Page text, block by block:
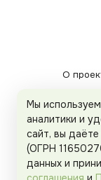
О
Мы
аналитики и
сайт, вы
(ОГРН
данных и